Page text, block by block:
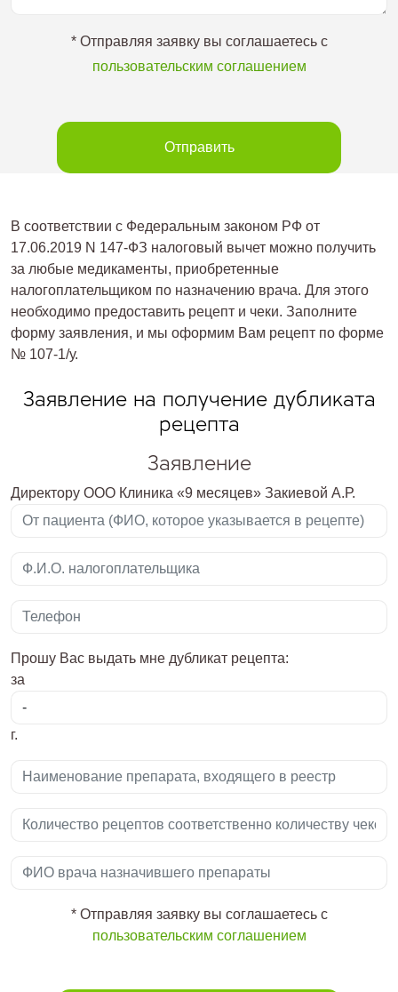
* Отправляя заявку вы соглашаетесь с
пользовательским соглашением
Отправить
В соответствии с Федеральным законом РФ от
17.06.2019 N 147-ФЗ налоговый вычет можно получить
за любые медикаменты, приобретенные
налогоплательщиком по назначению врача. Для этого
необходимо предоставить рецепт и чеки. Заполните
форму заявления, и мы оформим Вам рецепт по форме
№ 107-1/у.
Заявление на получение дубликата
рецепта
Заявление
Директору ООО Клиника «9 месяцев» Закиевой А.Р.
Прошу Вас выдать мне дубликат рецепта:
за
г.
* Отправляя заявку вы соглашаетесь с
пользовательским соглашением